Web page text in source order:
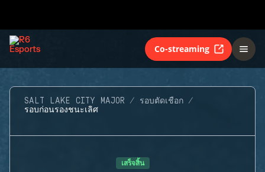
Co-streaming
SALT LAKE CITY MAJOR
รอบตัดเชือก
รอบก่อนรองชนะเลิศ
เสร็จสิ้น